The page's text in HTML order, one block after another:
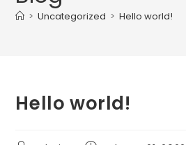
> Uncategorized > Hello world!
Hello world!